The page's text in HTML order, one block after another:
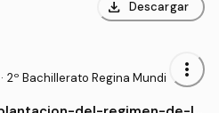
download Descargar
· 2º Bachillerato Regina Mundi more_vert